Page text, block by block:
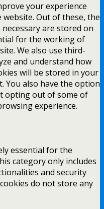
your experience
Out of these, the
are stored on
for the working of
We also use third-
and understand how
will be stored in your
You also have the option
opting out of some of
experience.
essential for the
category only includes
and security
do not store any